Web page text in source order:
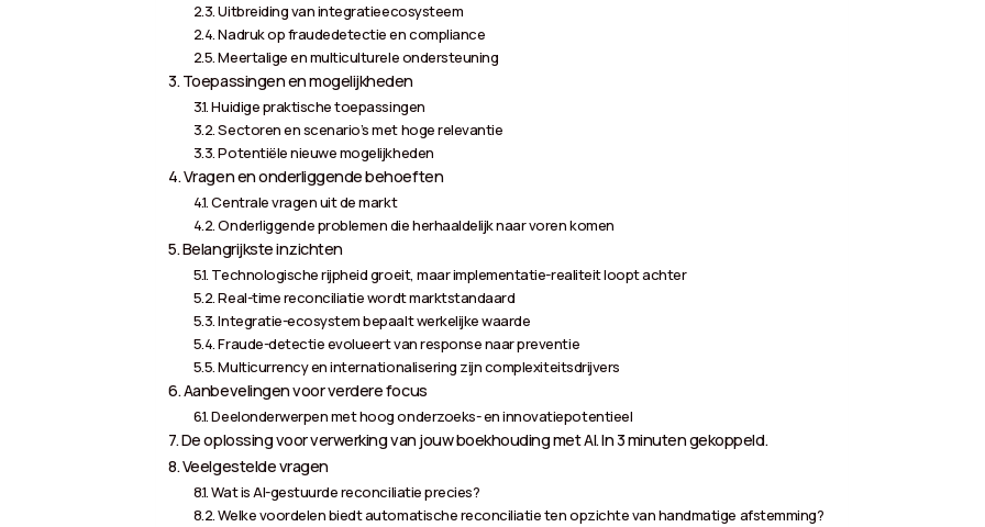
Uitbreiding van integratieecosysteem
Nadruk op fraudedetectie en compliance
Meertalige en multiculturele ondersteuning
Toepassingen en mogelijkheden
Huidige praktische toepassingen
Sectoren en scenario’s met hoge relevantie
Potentiële nieuwe mogelijkheden
Vragen en onderliggende behoeften
Centrale vragen uit de markt
Onderliggende problemen die herhaaldelijk naar voren komen
Belangrijkste inzichten
Technologische rijpheid groeit, maar implementatie-realiteit loopt achter
Real-time reconciliatie wordt marktstandaard
Integratie-ecosystem bepaalt werkelijke waarde
Fraude-detectie evolueert van response naar preventie
Multicurrency en internationalisering zijn complexiteitsdrijvers
Aanbevelingen voor verdere focus
Deelonderwerpen met hoog onderzoeks- en innovatiepotentieel
De oplossing voor verwerking van jouw boekhouding met AI. In 3 minuten gekoppeld.
Veelgestelde vragen
Wat is AI-gestuurde reconciliatie precies?
Welke voordelen biedt automatische reconciliatie ten opzichte van handmatige afstemming?